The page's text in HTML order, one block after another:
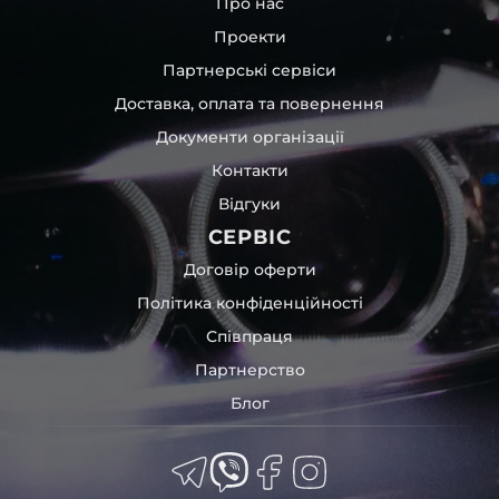
території України. А ще розрахунок у будь-який
зручний спосіб.
Проекти
Партнерські сервіси
Доставка, оплата та повернення
Документи організації
Контакти
Відгуки
СЕРВІС
Договір оферти
Політика конфіденційності
Співпраця
Партнерство
Блог